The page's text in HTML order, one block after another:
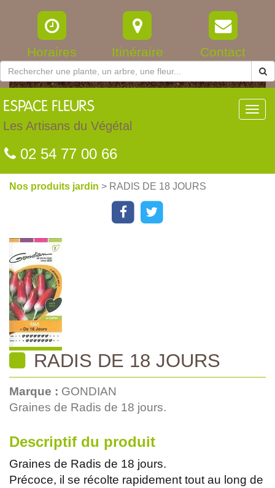
Horaires Itinéraire Contact
ESPACE FLEURS
Les Artisans du Végétal
02 54 77 00 66
Nos produits jardin > RADIS DE 18 JOURS
RADIS DE 18 JOURS
Marque : GONDIAN
Graines de Radis de 18 jours.
Descriptif du produit
Graines de Radis de 18 jours.
Précoce, il se récolte rapidement tout au long de